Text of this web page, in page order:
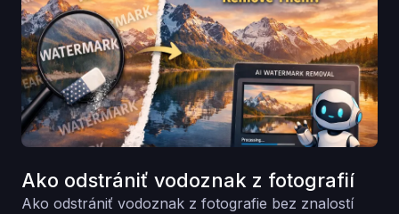
Ako odstrániť vodoznak z fotografií
Ako odstrániť vodoznak z fotografie bez znalostí